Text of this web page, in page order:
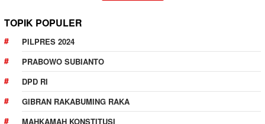
TOPIK POPULER
PILPRES 2024
PRABOWO SUBIANTO
DPD RI
GIBRAN RAKABUMING RAKA
MAHKAMAH KONSTITUSI